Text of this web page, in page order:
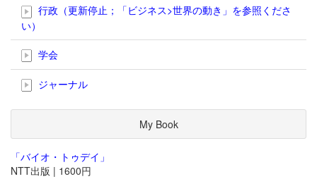
行政（更新停止；「ビジネス>世界の動き」を参照くださ
い）
学会
ジャーナル
My Book
「バイオ・トゥデイ」
NTT出版 | 1600円